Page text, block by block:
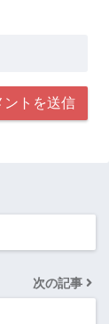
次の記事